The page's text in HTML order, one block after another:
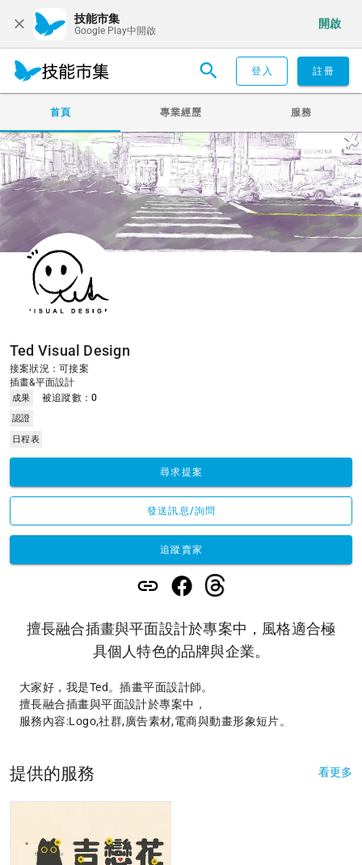
技能市集
Google Play中開啟
開啟
登入 註冊
首頁 專業經歷 服務
Ted Visual Design
接案狀況：可接案
插畫&平面設計
成果 被追蹤數：0
認證
日程表
尋求提案
發送訊息/詢問
追蹤賣家
擅長融合插畫與平面設計於專案中，風格適合極
具個人特色的品牌與企業。
大家好，我是Ted。插畫平面設計師。
擅長融合插畫與平面設計於專案中，
提供的服務 看更多